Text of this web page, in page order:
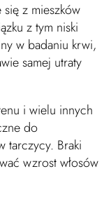
z mieszków
z tym niski
w badaniu krwi,
samej utraty
i wielu innych
do
tarczycy. Braki
wzrost włosów